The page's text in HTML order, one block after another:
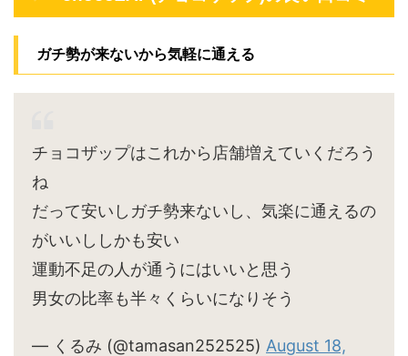
ガチ勢が来ないから気軽に通える
チョコザップはこれから店舗増えていくだろう
ね
だって安いしガチ勢来ないし、気楽に通えるの
がいいししかも安い
運動不足の人が通うにはいいと思う
男女の比率も半々くらいになりそう
— くるみ (@tamasan252525) August 18,